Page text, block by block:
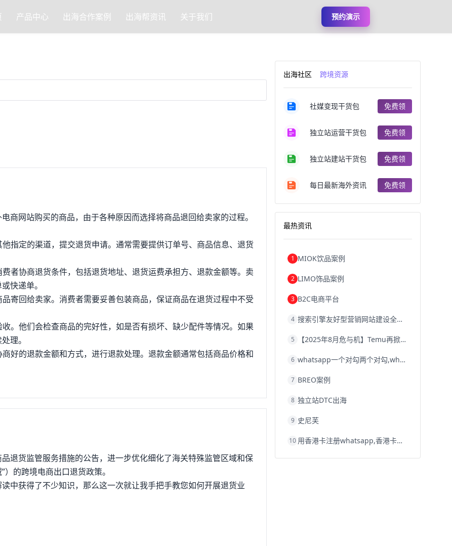
产品中心 出海合作案例 出海帮资讯 关于我们 预约演示
商网站购买的商品，由于各种原因而选择将商品退回给卖家的过程。
指定的渠道，提交退货申请。通常需要提供订单号、商品信息、退货
者协商退货条件，包括退货地址、退货运费承担方、退款金额等。卖
快递单。
寄回给卖家。消费者需要妥善包装商品，保证商品在退货过程中不受
。他们会检查商品的完好性，如是否有损坏、缺少配件等情况。如果
理。
好的退款金额和方式，进行退款处理。退款金额通常包括商品价格和
退货监管服务措施的公告，进一步优化细化了海关特殊监管区域和保
的跨境电商出口退货政策。
中获得了不少知识，那么这一次就让我手把手教您如何开展退货业
出海社区 跨境资源
社媒变现干货包 免费领
独立站运营干货包 免费领
独立站建站干货包 免费领
每日最新海外资讯 免费领
最热资讯
1 MIOK饮品案例
2 LIMO饰品案例
3 B2C电商平台
4 搜索引擎友好型营销网站建设全攻略
5 【2025年8月危与机】Temu再掀封店风暴，独立站才是跨境卖家的避险通道
6 whatsapp一个对勾两个对勾,whatsapp对勾代表什么意思
7 BREO案例
8 独立站DTC出海
9 史尼芙
10 用香港卡注册whatsapp,香港卡不能注册whatsapp